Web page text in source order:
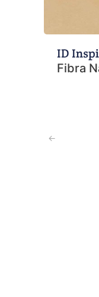
ID
Fibra
←